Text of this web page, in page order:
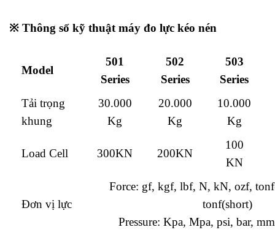
※ Thông số kỹ thuật máy đo lực kéo nén
Model
501
Series
502
Series
503
Series
Tải trọng
khung
30.000
Kg
20.000
Kg
10.000
Kg
Load Cell 300KN 200KN
100
KN
Đơn vị lực
Force: gf, kgf, lbf, N, kN, ozf,
tonf(short)
Pressure: Kpa, Mpa, psi, bar,